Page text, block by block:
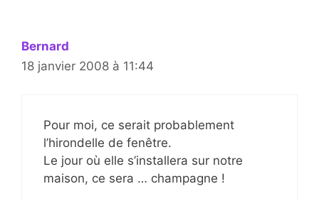
Bernard
18 janvier 2008 à 11:44
Pour moi, ce serait probablement
l’hirondelle de fenêtre.
Le jour où elle s’installera sur notre
maison, ce sera … champagne !